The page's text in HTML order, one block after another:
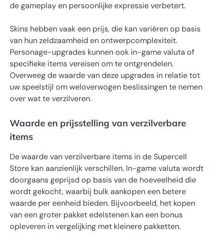
de gameplay en persoonlijke expressie verbetert.
Skins hebben vaak een prijs, die kan variëren op basis
van hun zeldzaamheid en ontwerpcomplexiteit.
Personage-upgrades kunnen ook in-game valuta of
specifieke items vereisen om te ontgrendelen.
Overweeg de waarde van deze upgrades in relatie tot
uw speelstijl om weloverwogen beslissingen te nemen
over wat te verzilveren.
Waarde en prijsstelling van verzilverbare
items
De waarde van verzilverbare items in de Supercell
Store kan aanzienlijk verschillen. In-game valuta wordt
doorgaans geprijsd op basis van de hoeveelheid die
wordt gekocht, waarbij bulk aankopen een betere
waarde per eenheid bieden. Bijvoorbeeld, het kopen
van een groter pakket edelstenen kan een bonus
opleveren in vergelijking met kleinere pakketten.